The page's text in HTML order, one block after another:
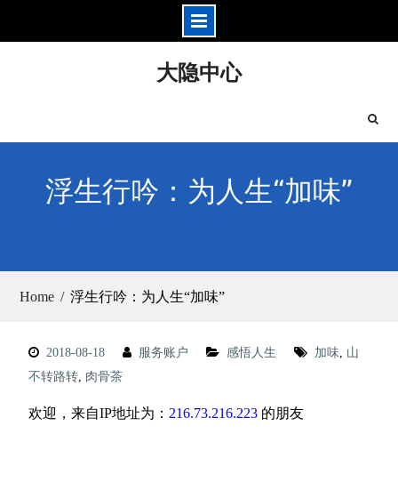
大隐中心
浮生行吟：为人生“加味”
Home 浮生行吟：为人生“加味”
2018-08-18 服务账户 感悟人生 加味, 山
不转路转, 肉骨茶
欢迎，来自IP地址为： 216.73.216.223的朋友